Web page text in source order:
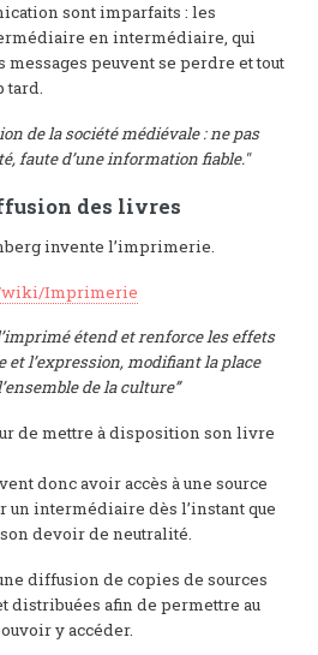
sont imparfaits : les
en intermédiaire, qui
peuvent se perdre et tout
tard.
de la société médiévale : ne pas
faute d’une information fiable."
des livres
invente l’imprimerie.
wiki/Imprimerie
étend et renforce les effets
et l’expression, modifiant la place
de la culture”
de mettre à disposition son livre
donc avoir accès à une source
intermédiaire dès l’instant que
devoir de neutralité.
diffusion de copies de sources
afin de permettre au
y accéder.